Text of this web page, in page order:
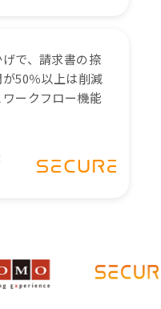
げで、請求書の捺
50％以上は削減
ークフロー機能